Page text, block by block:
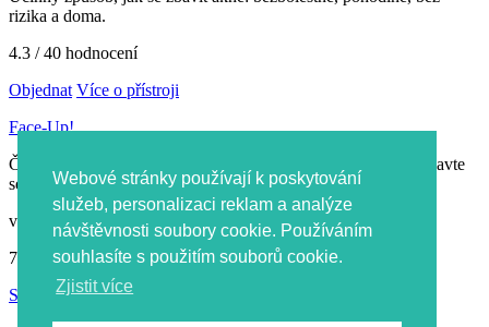
Webové stránky používají k poskytování
služeb, personalizaci reklam a analýze
návštěvnosti soubory cookie. Používáním
souhlasíte s použitím souborů cookie.
Zjistit více
rizika a doma.
4.3 / 40 hodnocení
Objednat Více o přístroji
Face-Up!
Český kosmetický přístroj na léčbu akné pro denní použití. Zbavte
se akné během několika dní. Výsledek 10ti letého výzkumu.
volejte PO-ČT 8:00 - 16:00, PÁ 8:00 - 14:00
774 460 499
Sledujte nás na Facebooku